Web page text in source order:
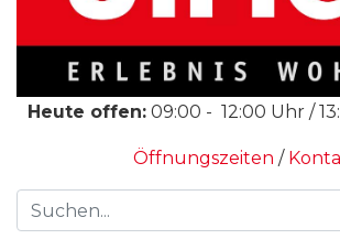
Heute offen: 09:00 - 12:00 Uhr /
Öffnungszeiten /